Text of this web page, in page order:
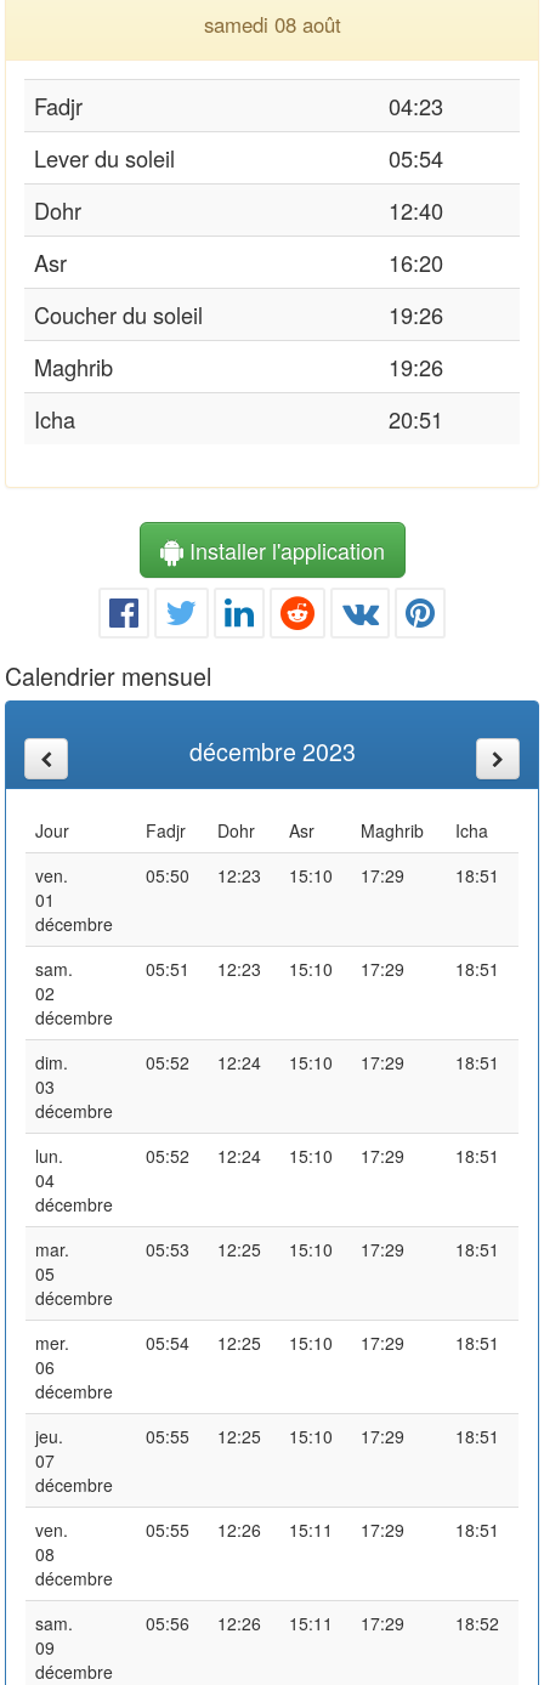
samedi 08 août
Fadjr
04:23
Lever du soleil
05:54
Dohr
12:40
Asr
16:20
Coucher du soleil
19:26
Maghrib
19:26
Icha
20:51
Installer l'application
Calendrier mensuel
décembre 2023
Jour Fadjr Dohr Asr Maghrib
Icha
ven.
01
décembre
05:50 12:23 15:10 17:29 18:51
sam.
02
décembre
05:51 12:23 15:10 17:29 18:51
dim.
03
décembre
05:52 12:24 15:10 17:29 18:51
lun.
04
décembre
05:52 12:24 15:10 17:29 18:51
mar.
05
décembre
05:53 12:25 15:10 17:29 18:51
mer.
06
décembre
05:54 12:25 15:10 17:29 18:51
jeu.
07
décembre
05:55 12:25 15:10 17:29 18:51
ven.
08
décembre
05:55 12:26 15:11 17:29 18:51
sam.
09
décembre
05:56 12:26 15:11 17:29 18:52